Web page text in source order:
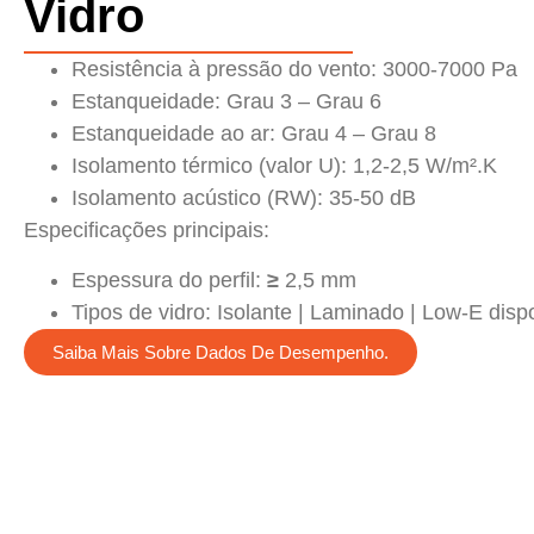
Vidro
Resistência à pressão do vento: 3000-7000 Pa
Estanqueidade: Grau 3 – Grau 6
Estanqueidade ao ar: Grau 4 – Grau 8
Isolamento térmico (valor U): 1,2-2,5 W/m².K
Isolamento acústico (RW): 35-50 dB
Especificações principais:
Espessura do perfil: ≥ 2,5 mm
Tipos de vidro: Isolante | Laminado | Low-E
Saiba Mais Sobre Dados De Desempenho.